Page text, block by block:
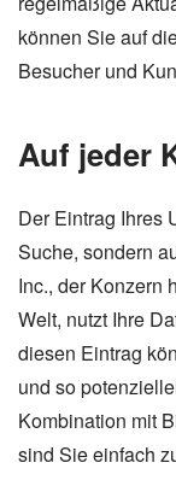
können Sie auf
Besucher und
Auf jeder
Der Eintrag Ihres
Suche, sondern
Inc., der Konzern
Welt, nutzt Ihre
diesen Eintrag
und so
Kombination mit
sind Sie einfach